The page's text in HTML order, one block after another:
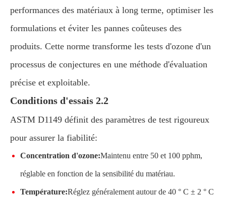
performances des matériaux à long terme, optimiser les
formulations et éviter les pannes coûteuses des
produits. Cette norme transforme les tests d'ozone d'un
processus de conjectures en une méthode d'évaluation
précise et exploitable.
Conditions d'essais 2.2
ASTM D1149 définit des paramètres de test rigoureux
pour assurer la fiabilité:
Concentration d'ozone:Maintenu entre 50 et 100 pphm,
réglable en fonction de la sensibilité du matériau.
Température:Réglez généralement autour de 40 ° C ± 2 ° C